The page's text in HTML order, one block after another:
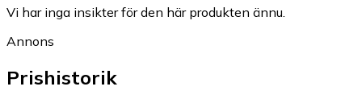
Vi har inga insikter för den här produkten ännu.
Annons
Prishistorik